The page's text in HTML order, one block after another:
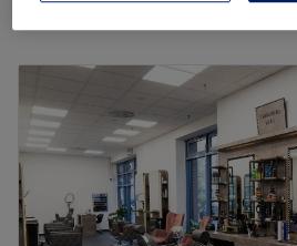
Dienstag
Mittwoch
Donnerstag
Freitag
Samstag
Sonntag